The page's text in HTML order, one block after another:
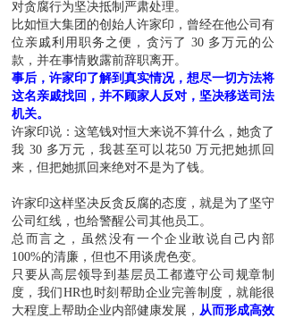
对贪腐行为坚决抵制严肃处理。
比如恒大集团的创始人许家印，曾经在他公司有
位亲戚利用职务之便，贪污了 30 多万元的公
款，并在事情败露前辞职离开。
事后，许家印了解到真实情况，想尽一切方法将
这名亲戚找回，并不顾家人反对，坚决移送司法
机关。
许家印说：这笔钱对恒大来说不算什么，她贪了
我 30 多万元，我甚至可以花50 万元把她抓回
来，但把她抓回来绝对不是为了钱。
许家印这样坚决反贪反腐的态度，就是为了坚守
公司红线，也给警醒公司其他员工。
总而言之，虽然没有一个企业敢说自己内部
100%的清廉，但也不用谈虎色变。
只要从高层领导到基层员工都遵守公司规章制
度，我们HR也时刻帮助企业完善制度，就能很
大程度上帮助企业内部健康发展， 从而形成高效